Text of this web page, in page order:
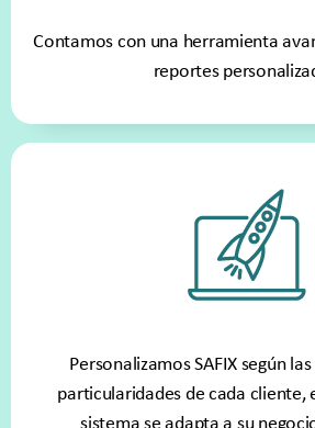
Contamos con una herramienta
reportes
Personalizamos SAFIX según
particularidades de cada cliente,
sistema se adapta a su